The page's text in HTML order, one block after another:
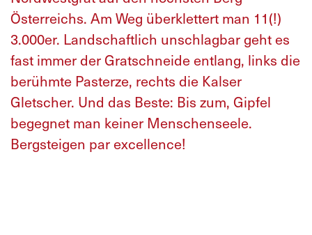
Österreichs. Am Weg überklettert man 11(!)
3.000er. Landschaftlich unschlagbar geht es
fast immer der Gratschneide entlang, links die
berühmte Pasterze, rechts die Kalser
Gletscher. Und das Beste: Bis zum, Gipfel
begegnet man keiner Menschenseele.
Bergsteigen par excellence!